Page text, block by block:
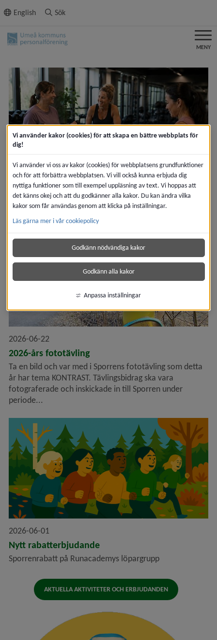
innehållet
English Sök
MENY
2026-06-30
Nytt rabattställe
Sporrenrabatt på Femmefysio, träningsapp.
2026-06-22
2026-års fototävling
Ta en bild och var med i Sporrens fototävling som detta
år har tema KONTRAST. Tävlingsbidrag ska vara
fotograferade och inskickade in till Sporren under
periode...
2026-06-01
Nytt rabatterbjudande
Sporrenrabatt på Runacademys löpargrupp
AKTUELLA AKTIVITETER OCH ERBJUDANDEN
Vi använder kakor (cookies) för att skapa en bättre webbplats för
dig!
Vi använder vi oss av kakor (cookies) för webbplatsens grundfunktioner
och för att förbättra webbplatsen. Vi vill också kunna erbjuda dig
nyttiga funktioner som till exempel uppläsning av text. Vi hoppas att
det känns okej och att du godkänner alla kakor. Du kan ändra vilka
kakor som får användas genom att klicka på inställningar.
Läs gärna mer i vår cookiepolicy
Godkänn nödvändiga kakor
Godkänn alla kakor
Anpassa inställningar